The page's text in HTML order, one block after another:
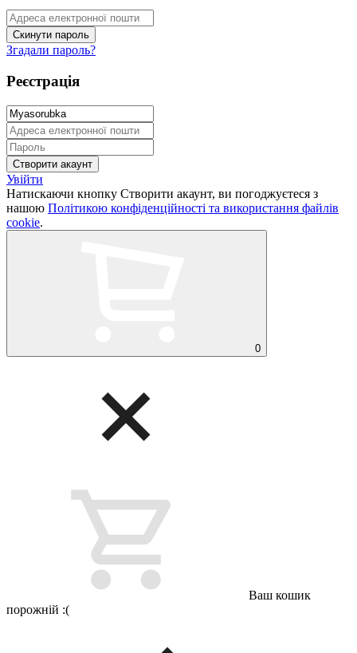
Згадали пароль?
Реєстрація
Увійти
Натискаючи кнопку Створити акаунт, ви погоджуєтеся з
нашою Політикою конфіденційності та використання файлів
cookie.
0
Ваш кошик
порожній :(